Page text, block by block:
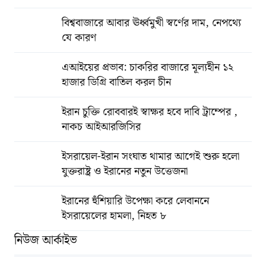
বিশ্ববাজারে আবার ঊর্ধ্বমুখী স্বর্ণের দাম, নেপথ্যে
যে কারণ
এআইয়ের প্রভাব: চাকরির বাজারে মূল্যহীন ১২
হাজার ডিগ্রি বাতিল করল চীন
ইরান চুক্তি রোববারই স্বাক্ষর হবে দাবি ট্রাম্পের ,
নাকচ আইআরজিসির
ইসরায়েল-ইরান সংঘাত থামার আগেই শুরু হলো
যুক্তরাষ্ট্র ও ইরানের নতুন উত্তেজনা
ইরানের হুঁশিয়ারি উপেক্ষা করে লেবাননে
ইসরায়েলের হামলা, নিহত ৮
নিউজ আর্কাইভ